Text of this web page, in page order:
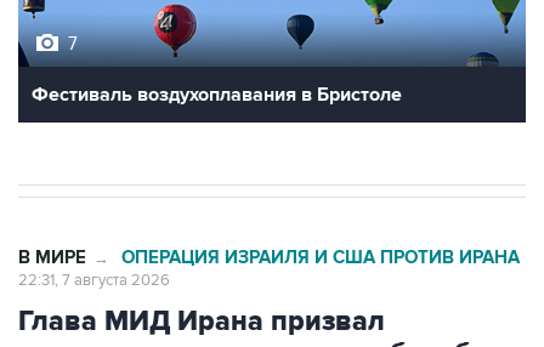
Фестиваль воздухоплавания в Бристоле
Глава МИД Ирана призвал
мусульман к единству для борьбы
против общих врагов